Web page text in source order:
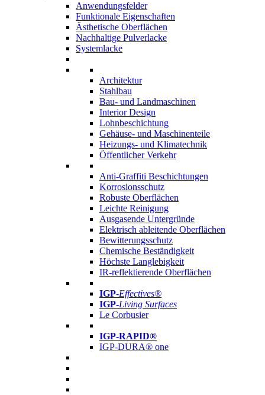
Anwendungsfelder
Funktionale Eigenschaften
Ästhetische Oberflächen
Nachhaltige Pulverlacke
Systemlacke
Architektur
Stahlbau
Bau- und Landmaschinen
Interior Design
Lohnbeschichtung
Gehäuse- und Maschinenteile
Heizungs- und Klimatechnik
Öffentlicher Verkehr
Anti-Graffiti Beschichtungen
Korrosionsschutz
Robuste Oberflächen
Leichte Reinigung
Ausgasende Untergründe
Elektrisch ableitende Oberflächen
Bewitterungsschutz
Chemische Beständigkeit
Höchste Langlebigkeit
IR-reflektierende Oberflächen
IGP-Effectives®
IGP-Living Surfaces
Le Corbusier
IGP-RAPID®
IGP-DURA® one